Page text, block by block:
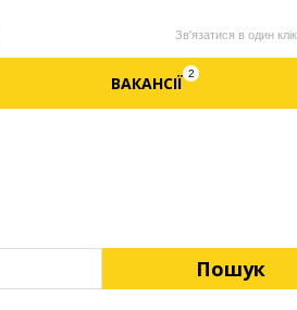
Зв'язатися в один клік
ВАКАНСІЇ 2
Пошук